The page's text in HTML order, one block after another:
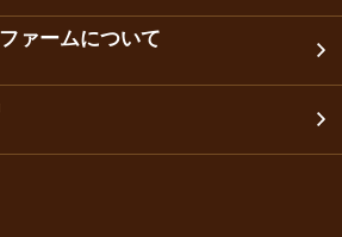
ァームについて